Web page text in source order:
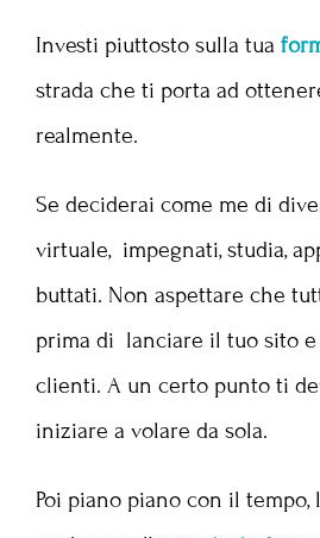
Investi piuttosto sulla tua
strada che ti porta ad
realmente.
Se deciderai come me di
virtuale, impegnati, studia,
buttati. Non aspettare che
prima di lanciare il tuo sito
clienti. A un certo punto ti
iniziare a volare da sola.
Poi piano piano con il tempo,